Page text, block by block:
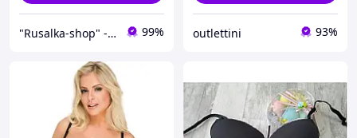
"Rusalka-shop" - інтернет магазин спідньої жіночої білизни 99% outlettini 93%